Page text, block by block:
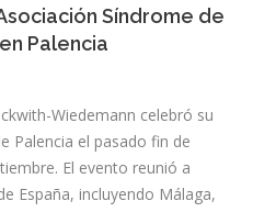
Síndrome de
Palencia
Wiedemann celebró su
Palencia el pasado fin de
El evento reunió a
España, incluyendo Málaga,